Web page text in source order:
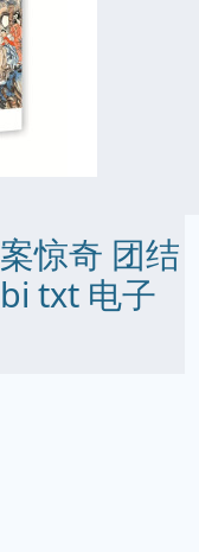
惊奇 团结
txt 电子